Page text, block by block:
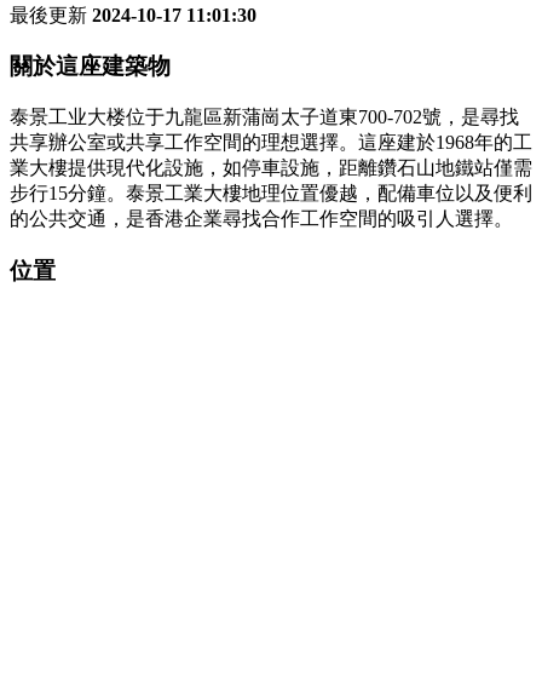
最後更新 2024-10-17 11:01:30
關於這座建築物
泰景工业大楼位于九龍區新蒲崗太子道東700-702號，是尋找
共享辦公室或共享工作空間的理想選擇。這座建於1968年的工
業大樓提供現代化設施，如停車設施，距離鑽石山地鐵站僅需
步行15分鐘。泰景工業大樓地理位置優越，配備車位以及便利
的公共交通，是香港企業尋找合作工作空間的吸引人選擇。
位置